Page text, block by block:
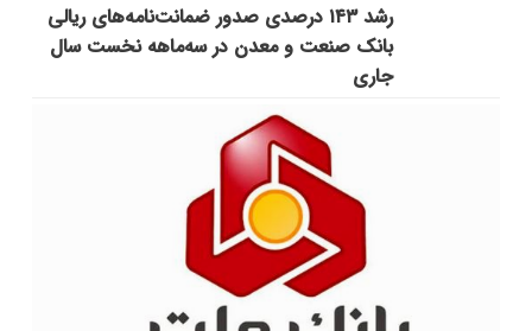
رشد ۱۴۳ درصدی صدور ضمانت‌نامه‌های ریالی
بانک صنعت و معدن در سه‌ماهه نخست سال
جاری